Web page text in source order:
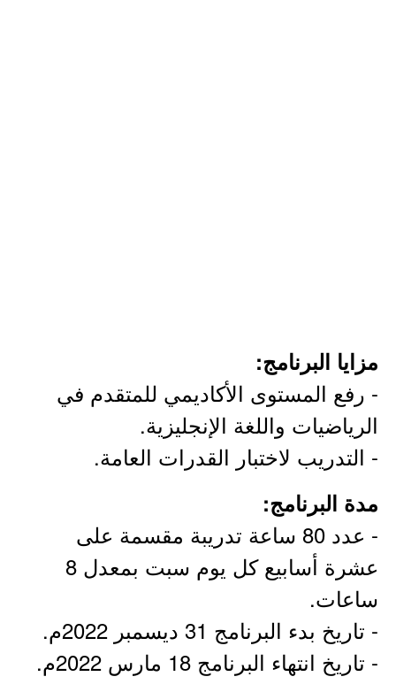
مزايا البرنامج:
- رفع المستوى الأكاديمي للمتقدم في
الرياضيات واللغة الإنجليزية.
- التدريب لاختبار القدرات العامة.
مدة البرنامج:
- عدد 80 ساعة تدريبة مقسمة على
عشرة أسابيع كل يوم سبت بمعدل 8
ساعات.
- تاريخ بدء البرنامج 31 ديسمبر 2022م.
- تاريخ انتهاء البرنامج 18 مارس 2022م.